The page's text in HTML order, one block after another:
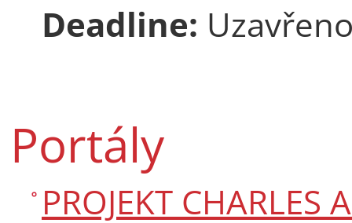
Deadline:
Portály
PROJEKT CHARLES